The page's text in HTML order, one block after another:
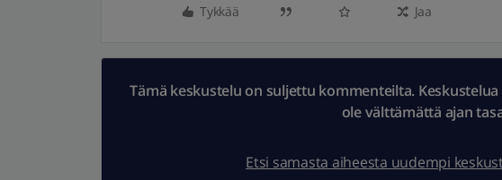
Tykkää Jaa
Tämä keskustelu on suljettu kommenteilta.
ole välttämättä ajan
Etsi samasta aiheesta uudempi